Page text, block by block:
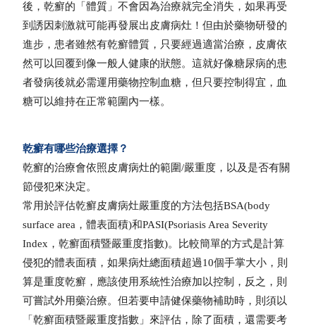
後，乾癬的「體質」不會因為治療就完全消失，如果再受
到誘因刺激就可能再發展出皮膚病灶！但由於藥物研發的
進步，患者雖然有乾癬體質，只要經過適當治療，皮膚依
然可以回覆到像一般人健康的狀態。這就好像糖尿病的患
者發病後就必需運用藥物控制血糖，但只要控制得宜，血
糖可以維持在正常範圍內一樣。
乾癬有哪些治療選擇？
乾癬的治療會依照皮膚病灶的範圍/嚴重度，以及是否有關
節侵犯來決定。
常用於評估乾癬皮膚病灶嚴重度的方法包括BSA(body
surface area，體表面積)和PASI(Psoriasis Area Severity
Index，乾癬面積暨嚴重度指數)。比較簡單的方式是計算
侵犯的體表面積，如果病灶總面積超過10個手掌大小，則
算是重度乾癬，應該使用系統性治療加以控制，反之，則
可嘗試外用藥治療。但若要申請健保藥物補助時，則須以
「乾癬面積暨嚴重度指數」來評估，除了面積，還需要考